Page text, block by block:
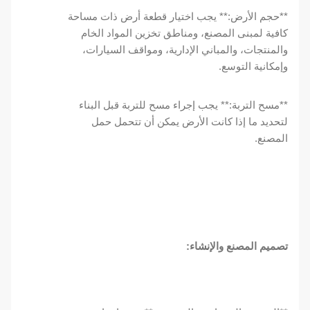
**حجم الأرض:** يجب اختيار قطعة أرض ذات مساحة
كافية لمبنى المصنع، ومناطق تخزين المواد الخام
والمنتجات، والمباني الإدارية، ومواقف السيارات،
وإمكانية التوسع.
**مسح التربة:** يجب إجراء مسح للتربة قبل البناء
لتحديد ما إذا كانت الأرض يمكن أن تتحمل حمل
المصنع.
تصميم المصنع والإنشاء: